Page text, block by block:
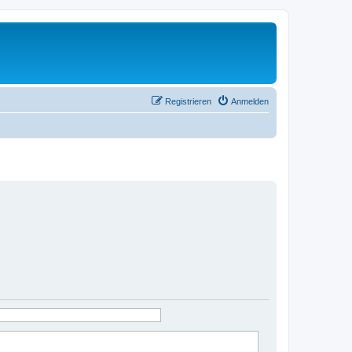
Anmelden
Registrieren